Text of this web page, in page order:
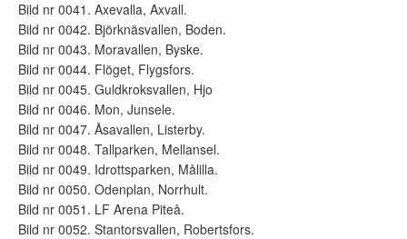
Bild nr 0041. Axevalla, Axvall.
Bild nr 0042. Björknäsvallen, Boden.
Bild nr 0043. Moravallen, Byske.
Bild nr 0044. Flöget, Flygsfors.
Bild nr 0045. Guldkroksvallen, Hjo
Bild nr 0046. Mon, Junsele.
Bild nr 0047. Åsavallen, Listerby.
Bild nr 0048. Tallparken, Mellansel.
Bild nr 0049. Idrottsparken, Målilla.
Bild nr 0050. Odenplan, Norrhult.
Bild nr 0051. LF Arena Piteå.
Bild nr 0052. Stantorsvallen, Robertsfors.